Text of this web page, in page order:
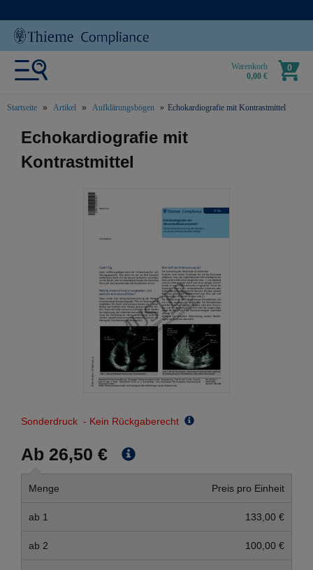
Warenkorb
0,00 €
0
Startseite Artikel Aufklärungsbögen Echokardiografie mit Kontrastmittel
text.skipToContent
text.skipToNavigation
Echokardiografie mit
Kontrastmittel
Sonderdruck - Kein Rückgaberecht
Ab 26,50 €
Menge Preis pro Einheit
ab 1 133,00 €
ab 2 100,00 €